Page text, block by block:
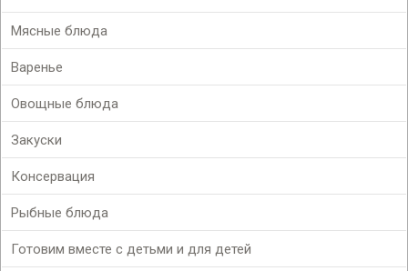
Мясные блюда
Варенье
Овощные блюда
Закуски
Консервация
Рыбные блюда
Готовим вместе с детьми и для детей